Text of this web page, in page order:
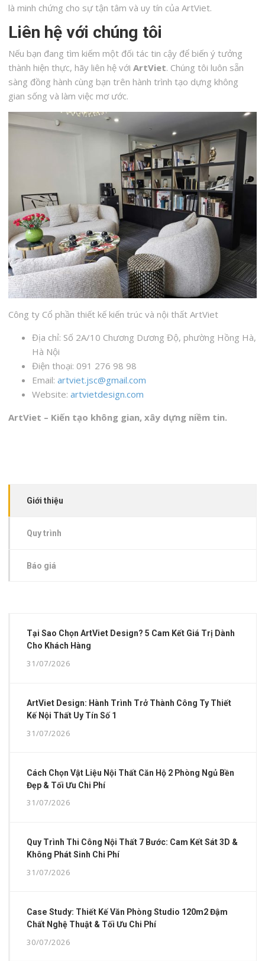
là minh chứng cho sự tận tâm và uy tín của ArtViet.
Liên hệ với chúng tôi
Nếu bạn đang tìm kiếm một đối tác tin cậy để biến ý tưởng
thành hiện thực, hãy liên hệ vớiArtViet. Chúng tôi luôn sẵn
sàng đồng hành cùng bạn trên hành trình tạo dựng không
gian sống và làm việc mơ ước.
Công ty Cổ phần thiết kế kiến trúc và nội thất ArtViet
Địa chỉ: Số 2A/10 Chương Dương Độ, phường Hồng Hà,
Hà Nội
Điện thoại: 091 276 98 98
Email:artviet.jsc@gmail.com
Website:artvietdesign.com
ArtViet – Kiến tạo không gian, xây dựng niềm tin.
Giới thiệu
Quy trình
Báo giá
Tại Sao Chọn ArtViet Design? 5 Cam Kết Giá Trị Dành
Cho Khách Hàng
31/07/2026
ArtViet Design: Hành Trình Trở Thành Công Ty Thiết
Kế Nội Thất Uy Tín Số 1
31/07/2026
Cách Chọn Vật Liệu Nội Thất Căn Hộ 2 Phòng Ngủ Bền
Đẹp & Tối Ưu Chi Phí
31/07/2026
Quy Trình Thi Công Nội Thất 7 Bước: Cam Kết Sát 3D &
Không Phát Sinh Chi Phí
31/07/2026
Case Study: Thiết Kế Văn Phòng Studio 120m2 Đậm
Chất Nghệ Thuật & Tối Ưu Chi Phí
30/07/2026